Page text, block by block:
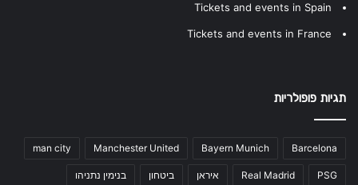
Tickets and events in Spain
Tickets and events in France
תגיות פופולריות
Barcelona
Bayern Munich
Manchester United
man city
PSG
Real Madrid איראן ביטחון בנימין נתניהו